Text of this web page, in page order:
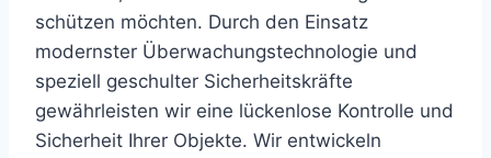
schützen möchten. Durch den Einsatz
modernster Überwachungstechnologie und
speziell geschulter Sicherheitskräfte
gewährleisten wir eine lückenlose Kontrolle und
Sicherheit Ihrer Objekte. Wir entwickeln